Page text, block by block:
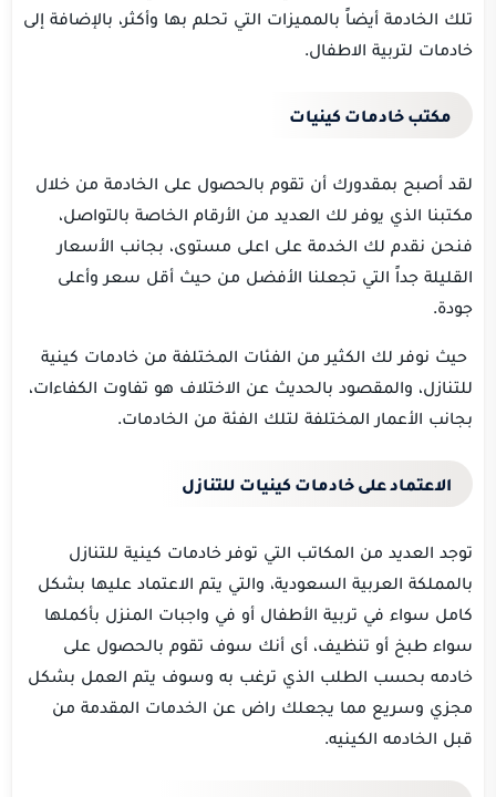
تلك الخادمة أيضاً بالمميزات التي تحلم بها وأكثر، بالإضافة إلى
خادمات لتربية الاطفال.
مكتب خادمات كينيات
لقد أصبح بمقدورك أن تقوم بالحصول على الخادمة من خلال
مكتبنا الذي يوفر لك العديد من الأرقام الخاصة بالتواصل،
فنحن نقدم لك الخدمة على اعلى مستوى، بجانب الأسعار
القليلة جداً التي تجعلنا الأفضل من حيث أقل سعر وأعلى
جودة.
حيث نوفر لك الكثير من الفئات المختلفة من خادمات كينية
للتنازل، والمقصود بالحديث عن الاختلاف هو تفاوت الكفاءات،
بجانب الأعمار المختلفة لتلك الفئة من الخادمات.
الاعتماد على خادمات كينيات للتنازل
توجد العديد من المكاتب التي توفر خادمات كينية للتنازل
بالمملكة العربية السعودية، والتي يتم الاعتماد عليها بشكل
كامل سواء في تربية الأطفال أو في واجبات المنزل بأكملها
سواء طبخ أو تنظيف، أى أنك سوف تقوم بالحصول على
خادمه بحسب الطلب الذي ترغب به وسوف يتم العمل بشكل
مجزي وسريع مما يجعلك راض عن الخدمات المقدمة من
قبل الخادمه الكينيه.